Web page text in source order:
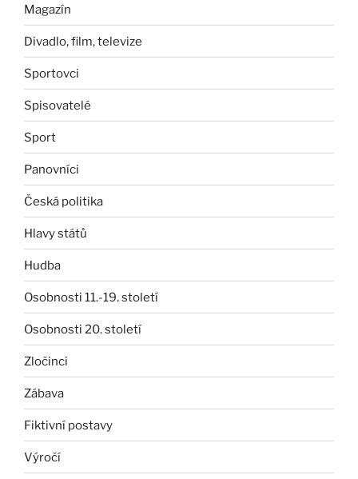
Magazín
Divadlo, film, televize
Sportovci
Spisovatelé
Sport
Panovníci
Česká politika
Hlavy států
Hudba
Osobnosti 11.-19. století
Osobnosti 20. století
Zločinci
Zábava
Fiktivní postavy
Výročí